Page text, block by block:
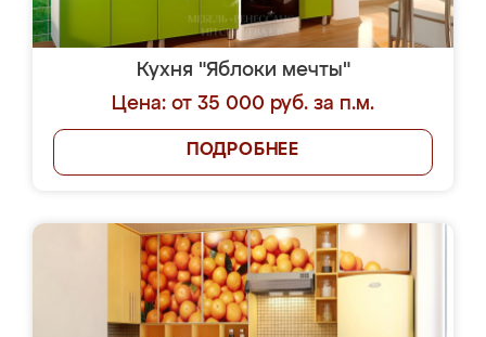
Кухня "Яблоки мечты"
Цена: от 35 000 руб. за п.м.
ПОДРОБНЕЕ